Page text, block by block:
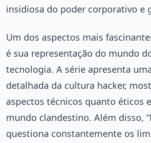
insidiosa do poder corporativo e
Um dos aspectos mais
é sua representação do mundo
tecnologia. A série apresenta
detalhada da cultura hacker,
aspectos técnicos quanto éticos
mundo clandestino. Além disso,
questiona constantemente os